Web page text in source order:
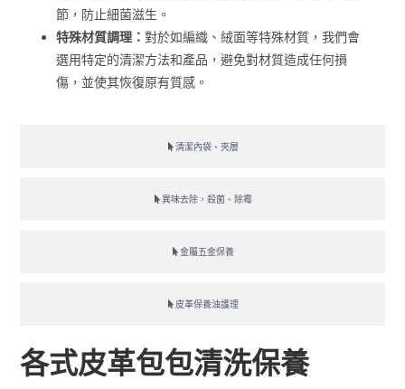
清潔內袋、夾層
異味去除，殺菌、除霉
金屬五金保養
皮革保養油護理
節，防止細菌滋生。
特殊材質調理：對於如編織、絨面等特殊材質，我們會
選用特定的清潔方法和產品，避免對材質造成任何損
傷，並使其恢復原有質感。
各式皮革包包清洗保養